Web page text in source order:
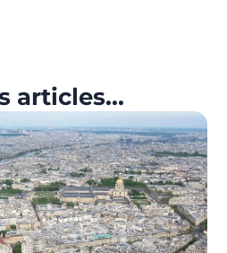
articles...